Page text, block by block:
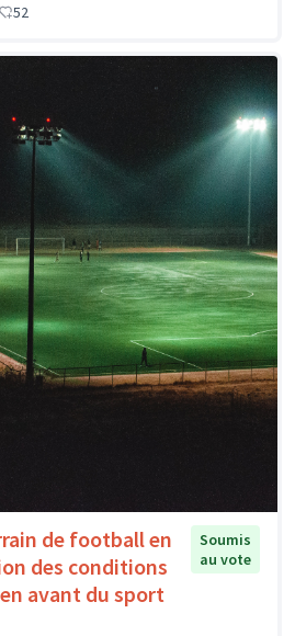
52
de football en
des conditions
avant du sport
Soumis
au vote